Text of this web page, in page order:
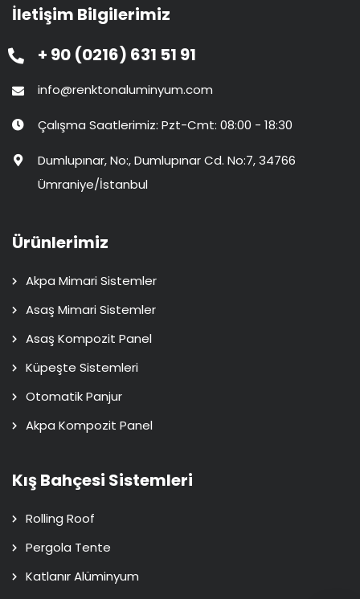
İletişim Bilgilerimiz
+ 90 (0216) 631 51 91
info@renktonaluminyum.com
Çalışma Saatlerimiz: Pzt-Cmt: 08:00 - 18:30
Dumlupınar, No:, Dumlupınar Cd. No:7, 34766
Ümraniye/İstanbul
Ürünlerimiz
Akpa Mimari Sistemler
Asaş Mimari Sistemler
Asaş Kompozit Panel
Küpeşte Sistemleri
Otomatik Panjur
Akpa Kompozit Panel
Kış Bahçesi Sistemleri
Rolling Roof
Pergola Tente
Katlanır Alüminyum